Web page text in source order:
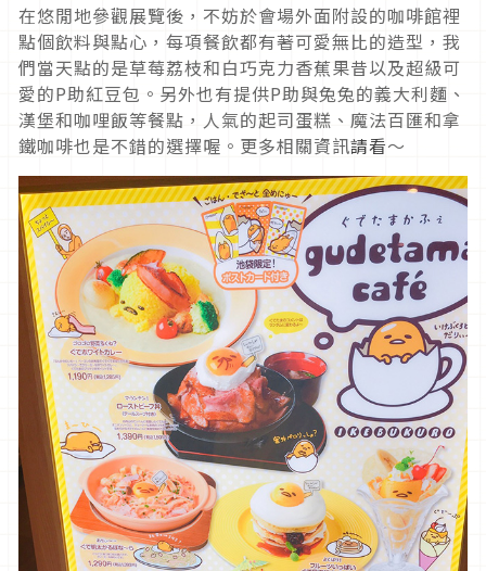
在悠閒地參觀展覽後，不妨於會場外面附設的咖啡館裡
點個飲料與點心，每項餐飲都有著可愛無比的造型，我
們當天點的是草莓荔枝和白巧克力香蕉果昔以及超級可
愛的P助紅豆包。另外也有提供P助與兔兔的義大利麵、
漢堡和咖哩飯等餐點，人氣的起司蛋糕、魔法百匯和拿
鐵咖啡也是不錯的選擇喔。更多相關資訊請看～